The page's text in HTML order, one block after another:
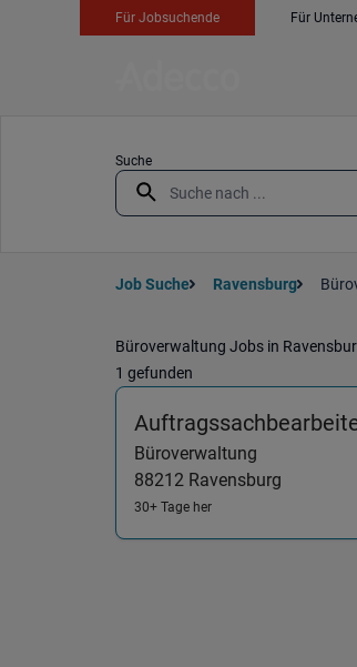
Für Jobsuchende Für
Suche
Job Suche Ravensburg
Büroverwaltung Jobs in
1 gefunden
Büroverwaltung
88212 Ravensburg
30+ Tage her